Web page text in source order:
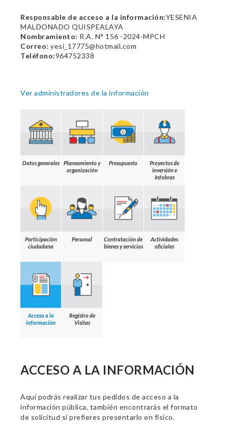
Responsable de acceso a la información:YESENIA
MALDONADO QUISPEALAYA
Nombramiento: R.A. N° 156 -2024-MPCH
Correo: yesi_17775@hotmail.com
Teléfono:964752338
Ver administradores de la información
Datos generales
Planeamiento y
organización
Presupuesto
Proyectos de
inversión e
Infobras
Participación
ciudadana
Personal
Contratación de
bienes y servicios
Actividades
oficiales
Acceso a la
información
Registro de
Visitas
ACCESO A LA INFORMACIÓN
Aquí podrás realizar tus pedidos de acceso a la
información pública, también encontrarás el formato
de solicitud si prefieres presentarlo en físico.